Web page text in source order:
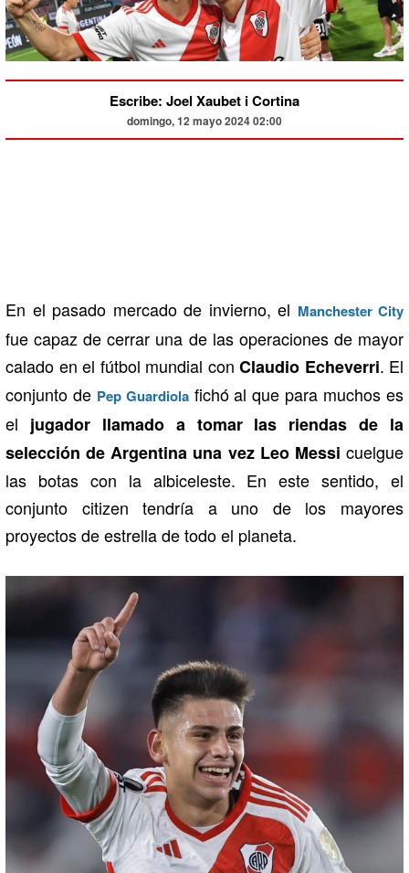
Escribe: Joel Xaubet i Cortina
domingo, 12 mayo 2024 02:00
En el pasado mercado de invierno, el Manchester City
fue capaz de cerrar una de las operaciones de mayor
calado en el fútbol mundial con Claudio Echeverri. El
conjunto de Pep Guardiolafichó al que para muchos es
el jugador llamado a tomar las riendas de la
selección de Argentina una vez Leo Messi cuelgue
las botas con la albiceleste. En este sentido, el
conjunto citizen tendría a uno de los mayores
proyectos de estrella de todo el planeta.